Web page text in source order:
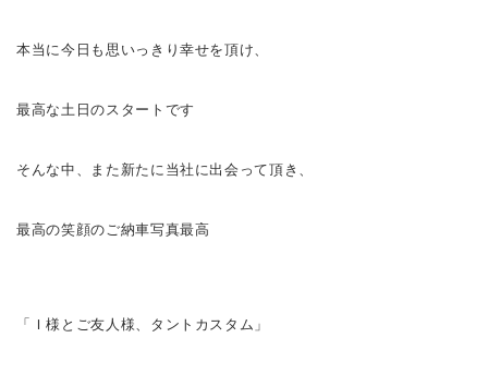
本当に今日も思いっきり幸せを頂け、
最高な土日のスタートです
そんな中、また新たに当社に出会って頂き、
最高の笑顔のご納車写真最高
「Ｉ様とご友人様、タントカスタム」